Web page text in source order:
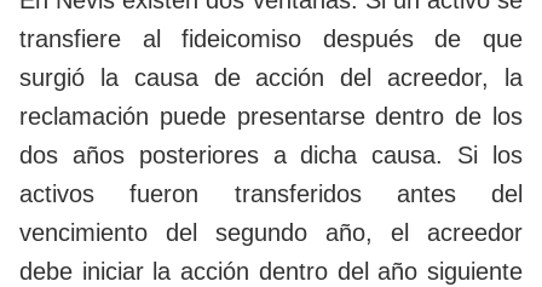
transfiere al fideicomiso después de que
surgió la causa de acción del acreedor, la
reclamación puede presentarse dentro de los
dos años posteriores a dicha causa. Si los
activos fueron transferidos antes del
vencimiento del segundo año, el acreedor
debe iniciar la acción dentro del año siguiente